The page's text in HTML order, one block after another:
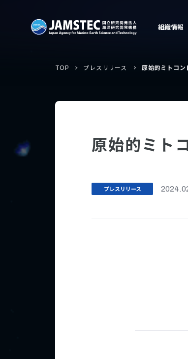
TOP プレスリリース 原始的ミトコン
原始的ミト
プレスリリース